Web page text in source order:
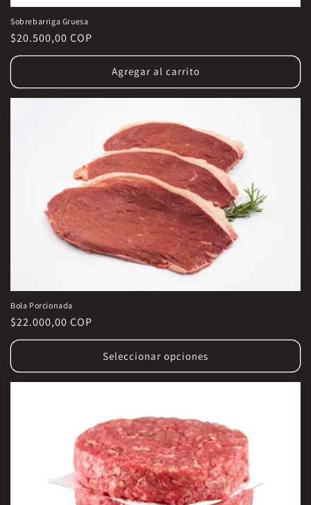
Sobrebarriga Gruesa
Precio
habitual
$20.500,00 COP
Agregar al carrito
Bola Porcionada
Precio
habitual
$22.000,00 COP
Seleccionar opciones